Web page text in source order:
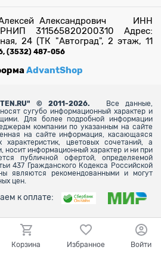
Александрович ИНН
311565820200310 Адрес:
24 (ТК "Автоград", 2 этаж, 11
(3532) 487-056
AdvantShop
© 2011-2026.
Все данные,
сугубо информационный характер и
Для более подробной информации
компании по указанным на сайте
на сайте информация, касающаяся
характеристик, цветовых сочетаний, а
носит информационный характер и ни при
публичной офертой, определяемой
437 Гражданского Кодекса Российской
являются рекомендованными и могут
цен.
к оплате:
Корзина Избранное Войти